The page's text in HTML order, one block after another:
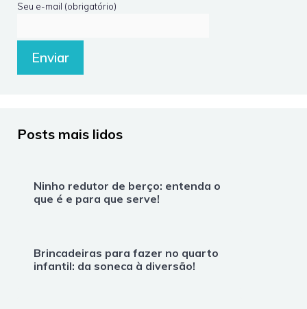
Seu e-mail (obrigatório)
Posts mais lidos
Ninho redutor de berço: entenda o
que é e para que serve!
Brincadeiras para fazer no quarto
infantil: da soneca à diversão!